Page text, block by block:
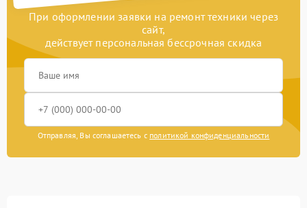
При оформлении заявки на ремонт техники через
сайт,
действует персональная бессрочная скидка
Отправляя, Вы соглашаетесь с политикой конфиденциальности